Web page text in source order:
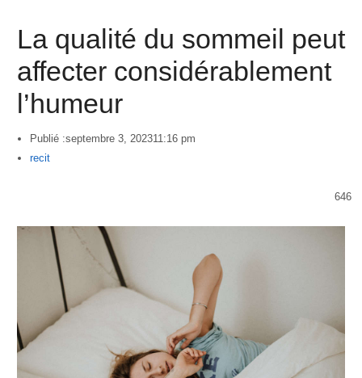
La qualité du sommeil peut
affecter considérablement
l’humeur
Publié :septembre 3, 202311:16 pm
Author
recit
646